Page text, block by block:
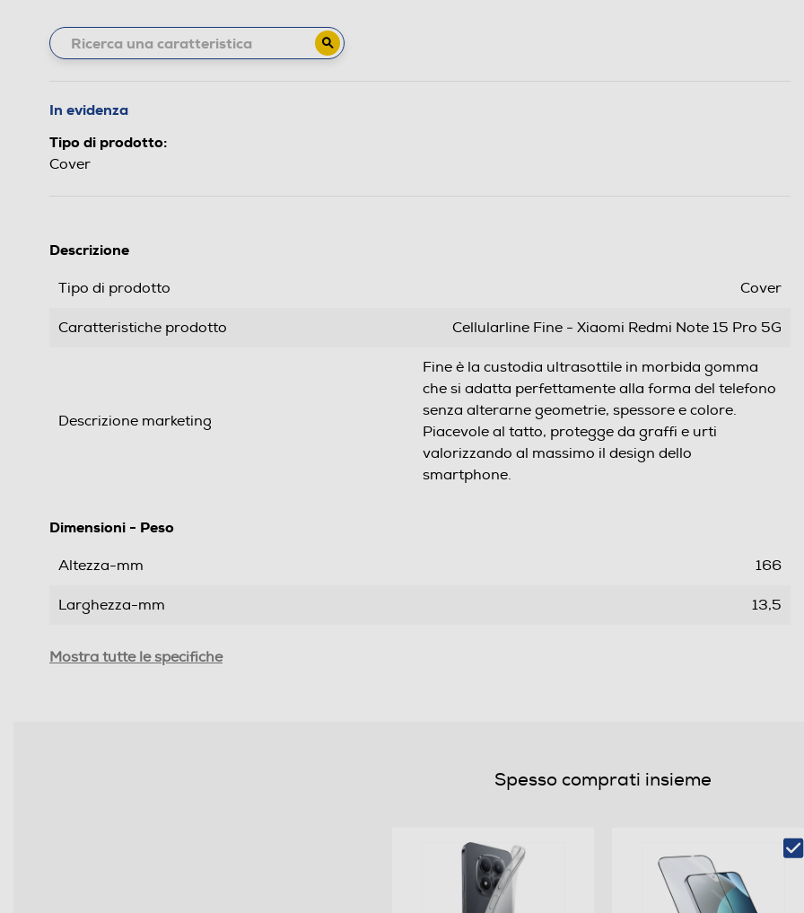
In evidenza
Tipo di prodotto:
Cover
Descrizione
Tipo di prodotto Cover
Caratteristiche prodotto Cellularline Fine - Xiaomi Redmi Note 15 Pro 5G
Descrizione marketing
Fine è la custodia ultrasottile in morbida gomma
che si adatta perfettamente alla forma del telefono
senza alterarne geometrie, spessore e colore.
Piacevole al tatto, protegge da graffi e urti
valorizzando al massimo il design dello
smartphone.
Dimensioni - Peso
Altezza-mm 166
Larghezza-mm 13,5
Mostra tutte le specifiche
Spesso comprati insieme